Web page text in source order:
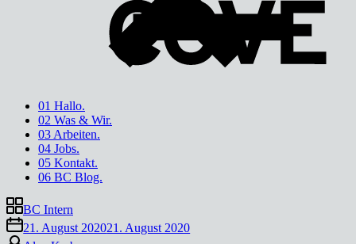
01 Hallo.
02 Was & Wir.
03 Arbeiten.
04 Jobs.
05 Kontakt.
06 BC Blog.
BC Intern
21. August 202021. August 2020